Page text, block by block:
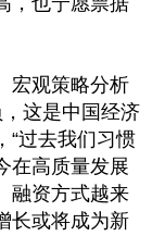
宏观策略分析
这是中国经济
“过去我们习惯
在高质量发展
融资方式越来
长或将成为新